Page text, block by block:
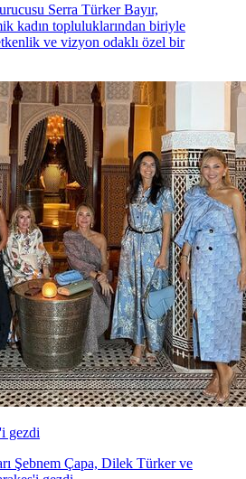
Serra Türker Bayır,
kadın topluluklarından biriyle
ve vizyon odaklı özel bir
gezdi
Şebnem Çapa, Dilek Türker ve